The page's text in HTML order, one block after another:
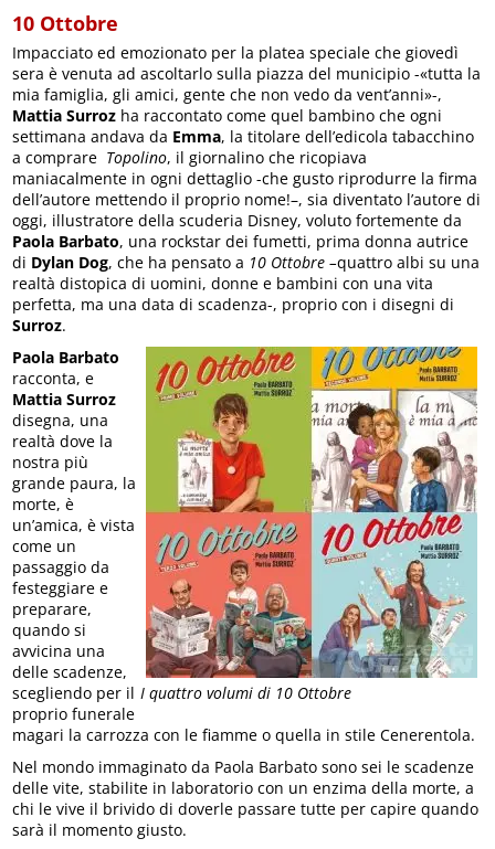
10 Ottobre
Impacciato ed emozionato per la platea speciale che giovedì
sera è venuta ad ascoltarlo sulla piazza del municipio -«tutta la
mia famiglia, gli amici, gente che non vedo da vent’anni»-,
Mattia Surroz ha raccontato come quel bambino che ogni
settimana andava da Emma, la titolare dell’edicola tabacchino
a comprare Topolino, il giornalino che ricopiava
maniacalmente in ogni dettaglio -che gusto riprodurre la firma
dell’autore mettendo il proprio nome!–, sia diventato l’autore di
oggi, illustratore della scuderia Disney, voluto fortemente da
Paola Barbato, una rockstar dei fumetti, prima donna autrice
di Dylan Dog, che ha pensato a 10 Ottobre –quattro albi su una
realtà distopica di uomini, donne e bambini con una vita
perfetta, ma una data di scadenza-, proprio con i disegni di
Surroz.
I quattro volumi di 10 Ottobre
Paola Barbato
racconta, e
Mattia Surroz
disegna, una
realtà dove la
nostra più
grande paura, la
morte, è
un’amica, è vista
come un
passaggio da
festeggiare e
preparare,
quando si
avvicina una
delle scadenze,
scegliendo per il
proprio funerale
magari la carrozza con le fiamme o quella in stile Cenerentola.
Nel mondo immaginato da Paola Barbato sono sei le scadenze
delle vite, stabilite in laboratorio con un enzima della morte, a
chi le vive il brivido di doverle passare tutte per capire quando
sarà il momento giusto.